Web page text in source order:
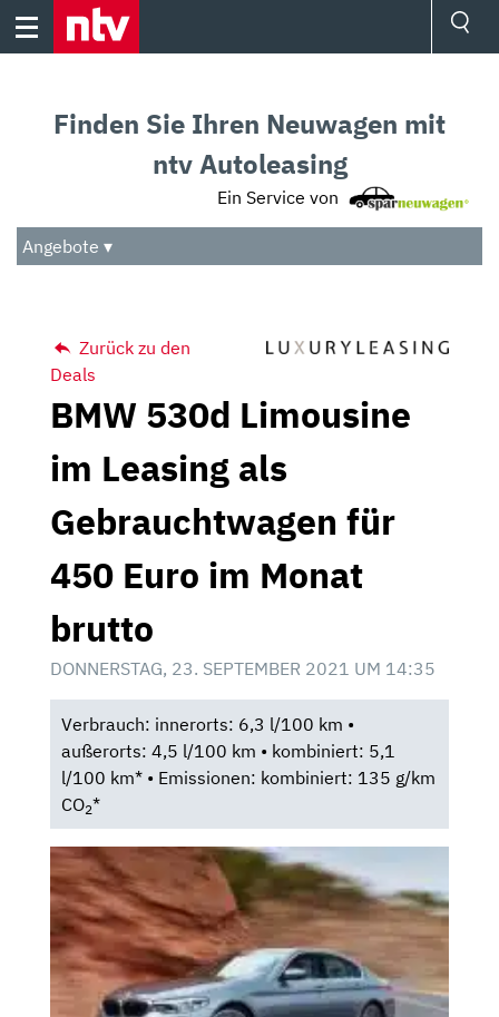
Skip
Audio
Das Beste
Finden Sie Ihren Neuwagen mit
ntv Autoleasing
Ein Service von
Angebote ▾
Zurück zu den
Deals
BMW 530d Limousine
im Leasing als
Gebrauchtwagen für
450 Euro im Monat
brutto
DONNERSTAG, 23. SEPTEMBER 2021 UM 14:35
Verbrauch: innerorts: 6,3 l/100 km •
außerorts: 4,5 l/100 km • kombiniert: 5,1
l/100 km* • Emissionen: kombiniert: 135 g/km
CO2*